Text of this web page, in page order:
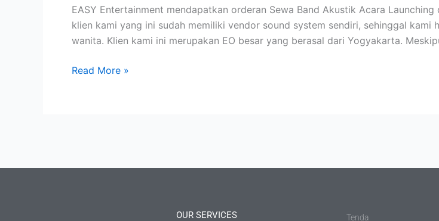
EASY Entertainment mendapatkan orderan Sewa Band Akustik Acara
klien kami yang ini sudah memiliki vendor sound system sendiri, sehinggal
wanita. Klien kami ini merupakan EO besar yang berasal dari Yogyakarta.
Read More »
OUR SERVICES Tenda